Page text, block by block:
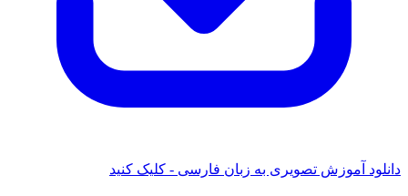
دانلود آموزش تصویری به زبان فارسی - کلیک کنید